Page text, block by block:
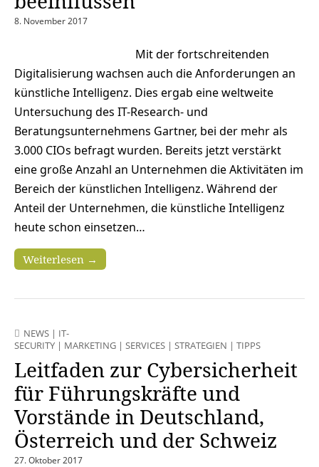
8. November 2017
Mit der fortschreitenden
Digitalisierung wachsen auch die Anforderungen an
künstliche Intelligenz. Dies ergab eine weltweite
Untersuchung des IT-Research- und
Beratungsunternehmens Gartner, bei der mehr als
3.000 CIOs befragt wurden. Bereits jetzt verstärkt
eine große Anzahl an Unternehmen die Aktivitäten im
Bereich der künstlichen Intelligenz. Während der
Anteil der Unternehmen, die künstliche Intelligenz
heute schon einsetzen…
Weiterlesen →
NEWS | IT-
SECURITY | MARKETING | SERVICES | STRATEGIEN | TIPPS
Leitfaden zur Cybersicherheit
für Führungskräfte und
Vorstände in Deutschland,
Österreich und der Schweiz
27. Oktober 2017